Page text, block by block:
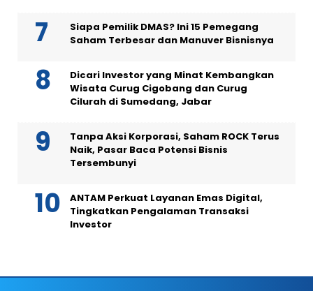
Siapa Pemilik DMAS? Ini 15 Pemegang
Saham Terbesar dan Manuver Bisnisnya
Dicari Investor yang Minat Kembangkan
Wisata Curug Cigobang dan Curug
Cilurah di Sumedang, Jabar
Tanpa Aksi Korporasi, Saham ROCK Terus
Naik, Pasar Baca Potensi Bisnis
Tersembunyi
ANTAM Perkuat Layanan Emas Digital,
Tingkatkan Pengalaman Transaksi
Investor